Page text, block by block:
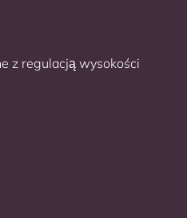
z regulacją wysokości